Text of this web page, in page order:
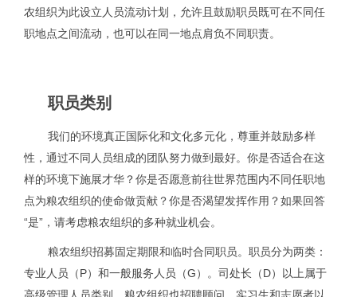
农组织为此设立人员流动计划，允许且鼓励职员既可在不同任
职地点之间流动，也可以在同一地点肩负不同职责。
职员类别
我们的环境真正国际化和文化多元化，尊重并鼓励多样
性，通过不同人员组成的团队努力做到最好。你是否适合在这
样的环境下施展才华？你是否愿意前往世界范围内不同任职地
点为粮农组织的使命做贡献？你是否渴望发挥作用？如果回答
“是”，请考虑粮农组织的多种就业机会。
粮农组织招募固定期限和临时合同职员。职员分为两类：
专业人员（P）和一般服务人员（G）。司处长（D）以上属于